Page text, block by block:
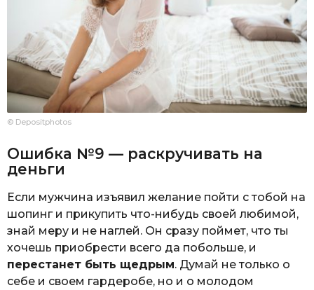
© Depositphotos
Ошибка №9 — раскручивать на
деньги
Если мужчина изъявил желание пойти с тобой на
шопинг и прикупить что-нибудь своей любимой,
знай меру и не наглей. Он сразу поймет, что ты
хочешь приобрести всего да побольше, и
перестанет быть щедрым. Думай не только о
себе и своем гардеробе, но и о молодом